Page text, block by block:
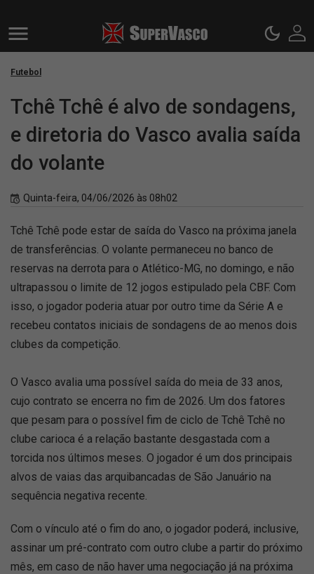
Futebol
Tchê Tchê é alvo de sondagens,
e diretoria do Vasco avalia saída
do volante
Quinta-feira, 04/06/2026 às 08h02
Tchê Tchê pode estar de saída do Vasco na próxima janela
de transferências. O volante permaneceu no banco de
reservas na derrota para o Atlético-MG, no domingo, e não
ultrapassou o limite de 12 jogos estipulado pela CBF. Com
isso, o jogador poderia atuar por outro time da Série A e
recebeu contatos iniciais de sondagens de ao menos dois
clubes da competição.
O Vasco avalia uma possível saída do meia de 33 anos,
cujo contrato se encerra no fim de 2026. Um dos fatores
que pesam para o possível fim de ciclo de Tchê Tchê no
clube carioca é a relação bastante desgastada com a
torcida nos últimos meses. O jogador é um dos principais
alvos de vaias das arquibancadas de São Januário na
sequência negativa recente.
Com o vínculo até o fim do ano, o jogador poderá, inclusive,
assinar um pré-contrato com outro clube a partir do próximo
mês, em caso de não haver uma negociação já na próxima